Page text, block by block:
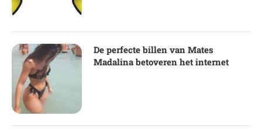
De perfecte billen van Mates
Madalina betoveren het internet